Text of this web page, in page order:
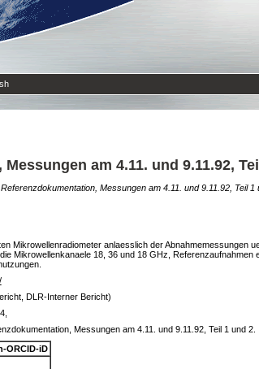
am 4.11. und 9.11.92,
Messungen am 4.11. und 9.11.92, Teil 1
Mikrowellenradiometer anlaesslich der Abnahmemessungen
Mikrowellenkanaele 18, 36 und 18 GHz, Referenzaufnahmen
DLR-Interner Bericht)
Messungen am 4.11. und 9.11.92, Teil 1 und 2.
ORCID-iD